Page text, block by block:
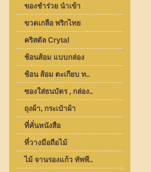
ของชำร่วย นำเข้า
ขวดเกลือ พริกไทย
คริสตัล Crytal
ช้อนส้อม แบบกล่อง
ช้อน ส้อม ตะเกียบ ท..
ซองใส่ธนบัตร , กล่อง..
ถุงผ้า, กระเป๋าผ้า
ที่คั่นหนังสือ
ที่วางมือถือไม้
ไม้ จานรองแก้ว ทัพพี..